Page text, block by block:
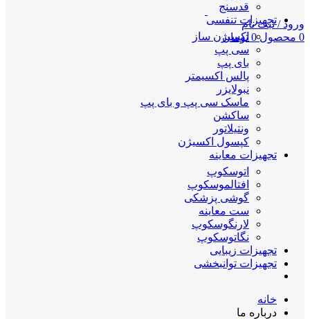
ورود / ثبت نام
0 محصول 0 تومان
قدسنج
تجهیزات تنفسی
اکسیژن ساز
سی پپ
بای پپ
پالس اکسیمتر
نبولایزر
ماسک سی پپ و بای پپ
ساکشن
ونتیلاتور
کپسول اکسیژن
تجهیزات معاینه
اتوسکوپ
افتالموسکوپ
گوشی پزشکی
ست معاینه
لارنگوسکوپ
نگاتوسکوپ
تجهیزات زیبایی
تجهیزات توانبخشی
خانه
درباره ما